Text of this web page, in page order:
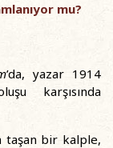
mu?
’da, yazar 1914
karşısında
taşan bir kalple,